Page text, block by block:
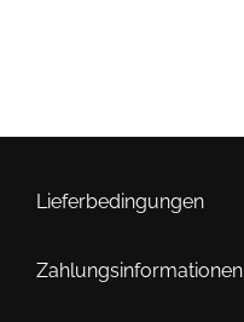
Lieferbedingungen
Zahlungsinformationen